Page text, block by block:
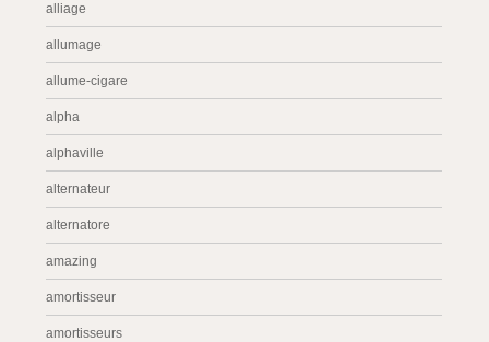
alliage
allumage
allume-cigare
alpha
alphaville
alternateur
alternatore
amazing
amortisseur
amortisseurs